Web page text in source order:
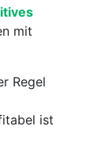
mit
Regel
ist